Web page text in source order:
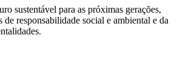
sustentável para as próximas gerações,
de responsabilidade social e ambiental e da